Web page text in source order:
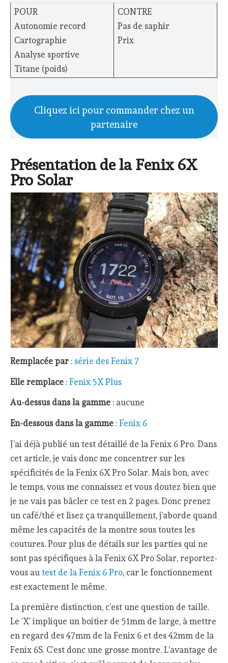
POUR
Autonomie record
Cartographie
Analyse sportive
Titane (poids)
CONTRE
Pas de saphir
Prix
Cliquez ici pour commander chez un
partenaire
Présentation de la Fenix 6X
Pro Solar
Remplacée par : série des Fenix 7
Elle remplace :Fenix 5X Plus
Au-dessus dans la gamme : aucune
En-dessous dans la gamme :Fenix 6
J’ai déjà publié un test détaillé de la Fenix 6 Pro. Dans
cet article, je vais donc me concentrer sur les
spécificités de la Fenix 6X Pro Solar. Mais bon, avec
le temps, vous me connaissez et vous doutez bien que
je ne vais pas bâcler ce test en 2 pages. Donc prenez
un café/thé et lisez ça tranquillement, j’aborde quand
même les capacités de la montre sous toutes les
coutures. Pour plus de détails sur les parties qui ne
sont pas spécifiques à la Fenix 6X Pro Solar, reportez-
vous autest de la Fenix 6 Pro, car le fonctionnement
est exactement le même.
La première distinction, c’est une question de taille.
Le ‘X’ implique un boitier de 51mm de large, à mettre
en regard des 47mm de la Fenix 6 et des 42mm de la
Fenix 6S. C’est donc une grosse montre. L’avantage de